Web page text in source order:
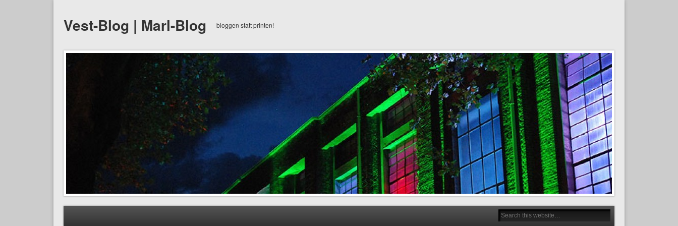
Vest-Blog | Marl-Blog bloggen statt printen!